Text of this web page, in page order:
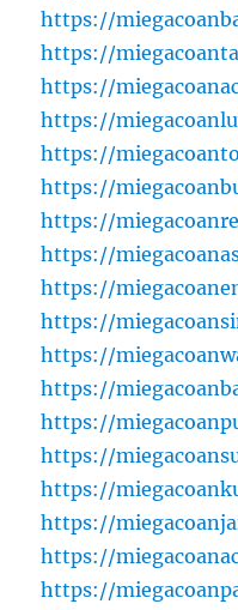
https://
https://
https://
https://
https://
https://
https://
https://
https://
https://
https://
https://
https://
https://
https://
https://
https://
https://